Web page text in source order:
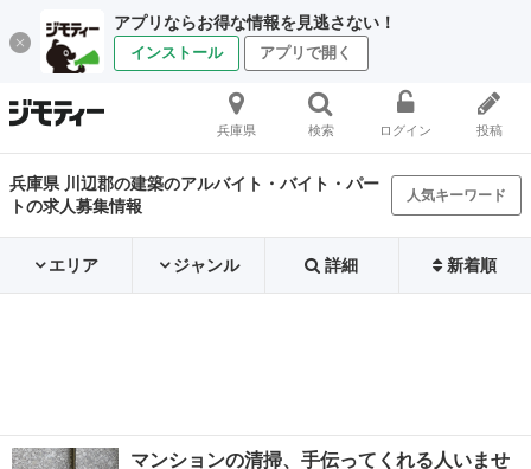
アプリならお得な情報を見逃さない！
インストール アプリで開く
兵庫県 検索 ログイン 投稿
兵庫県 川辺郡の建築のアルバイト・バイト・パー
トの求人募集情報
人気キーワード
エリア ジャンル 詳細 新着順
マンションの清掃、手伝ってくれる人いませ